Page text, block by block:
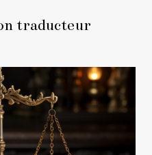
traducteur